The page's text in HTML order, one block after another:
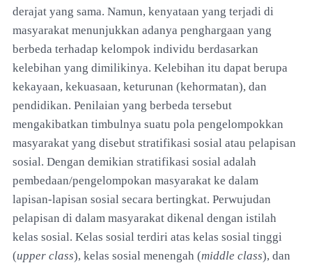
derajat yang sama. Namun, kenyataan yang terjadi di
masyarakat menunjukkan adanya penghargaan yang
berbeda terhadap kelompok individu berdasarkan
kelebihan yang dimilikinya. Kelebihan itu dapat berupa
kekayaan, kekuasaan, keturunan (kehormatan), dan
pendidikan. Penilaian yang berbeda tersebut
mengakibatkan timbulnya suatu pola pengelompokkan
masyarakat yang disebut stratifikasi sosial atau pelapisan
sosial. Dengan demikian stratifikasi sosial adalah
pembedaan/pengelompokan masyarakat ke dalam
lapisan-lapisan sosial secara bertingkat. Perwujudan
pelapisan di dalam masyarakat dikenal dengan istilah
kelas sosial. Kelas sosial terdiri atas kelas sosial tinggi
(upper class), kelas sosial menengah (middle class), dan